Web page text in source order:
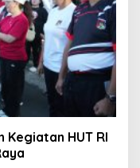
Kegiatan HUT RI